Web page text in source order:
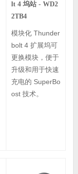
lt 4 坞站 - WD2
2TB4
模块化 Thunder
bolt 4 扩展坞可
更换模块，便于
升级和用于快速
充电的 SuperBo
ost 技术。